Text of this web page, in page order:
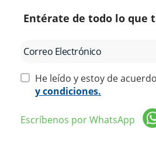
Entérate de todo lo que
He leído y estoy de
y condiciones.
Escríbenos por WhatsApp